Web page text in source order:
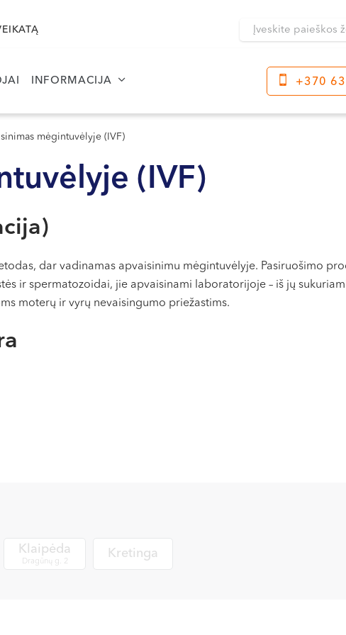
Klaipėda
Dragūnų g. 2
Darbo laikas:
I-V 08:00 - 20:00
I-V 08:00 - 20:00
VI 09:00 - 15:00
VII --
Kretinga
INFORMACIJA +370
mėgintuvėlyje (IVF)
(IVF)
dar vadinamas apvaisinimu mėgintuvėlyje. Pasiruošimo
ir spermatozoidai, jie apvaisinami laboratorijoje – iš jų
moterų ir vyrų nevaisingumo priežastims.
Klaipėda
Dragūnų g. 2
Kretinga